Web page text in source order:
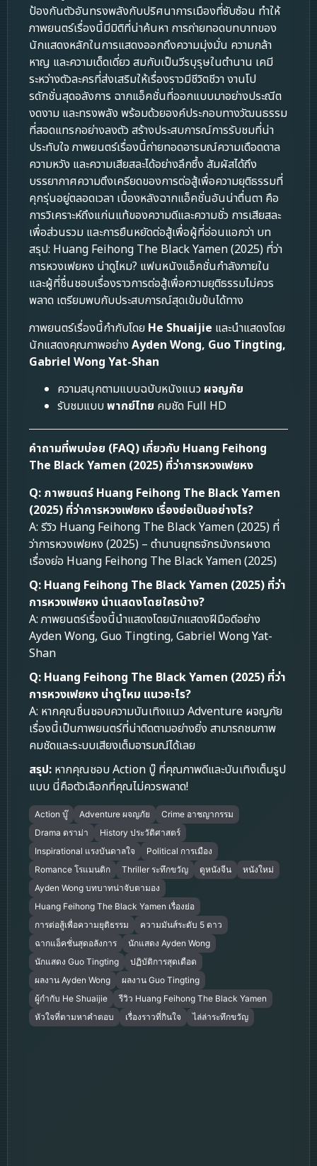
ป้องกันตัวอันทรงพลังกับปริศนาการเมืองที่ซับซ้อน ทำให้
ภาพยนตร์เรื่องนี้มีมิติที่น่าค้นหา การถ่ายทอดบทบาทของ
นักแสดงหลักในการแสดงออกถึงความมุ่งมั่น ความกล้า
หาญ และความเด็ดเดี่ยว สมกับเป็นวีรบุรุษในตำนาน เคมี
ระหว่างตัวละครที่ส่งเสริมให้เรื่องราวมีชีวิตชีวา งานโป
รดักชั่นสุดอลังการ ฉากแอ็คชั่นที่ออกแบบมาอย่างประณีต
งดงาม และทรงพลัง พร้อมด้วยองค์ประกอบทางวัฒนธรรม
ที่สอดแทรกอย่างลงตัว สร้างประสบการณ์การรับชมที่น่า
ประทับใจ ภาพยนตร์เรื่องนี้ถ่ายทอดอารมณ์ความเดือดดาล
ความหวัง และความเสียสละได้อย่างลึกซึ้ง สัมผัสได้ถึง
บรรยากาศความตึงเครียดของการต่อสู้เพื่อความยุติธรรมที่
คุกรุ่นอยู่ตลอดเวลา เบื้องหลังฉากแอ็คชั่นอันน่าตื่นตา คือ
การวิเคราะห์ถึงแก่นแท้ของความดีและความชั่ว การเสียสละ
เพื่อส่วนรวม และการยืนหยัดต่อสู้เพื่อผู้ที่อ่อนแอกว่า บท
สรุป: Huang Feihong The Black Yamen (2025) ที่ว่า
การหวงเฟยหง น่าดูไหม? แฟนหนังแอ็คชั่นกำลังภายใน
และผู้ที่ชื่นชอบเรื่องราวการต่อสู้เพื่อความยุติธรรมไม่ควร
พลาด เตรียมพบกับประสบการณ์สุดเข้มข้นได้ทาง
ภาพยนตร์เรื่องนี้กำกับโดย He Shuaijie และนำแสดงโดย
นักแสดงคุณภาพอย่าง Ayden Wong, Guo Tingting,
Gabriel Wong Yat-Shan
ความสนุกตามแบบฉบับหนังแนว ผจญภัย
รับชมแบบพากย์ไทย คมชัด Full HD
คำถามที่พบบ่อย (FAQ) เกี่ยวกับ Huang Feihong
The Black Yamen (2025) ที่ว่าการหวงเฟยหง
Q: ภาพยนตร์ Huang Feihong The Black Yamen
(2025) ที่ว่าการหวงเฟยหง เรื่องย่อเป็นอย่างไร?
A: รีวิว Huang Feihong The Black Yamen (2025) ที่
ว่าการหวงเฟยหง (2025) – ตำนานยุทธจักรมังกรผงาด
เรื่องย่อ Huang Feihong The Black Yamen (2025)
Q: Huang Feihong The Black Yamen (2025) ที่ว่า
การหวงเฟยหง นำแสดงโดยใครบ้าง?
A: ภาพยนตร์เรื่องนี้นำแสดงโดยนักแสดงฝีมือดีอย่าง
Ayden Wong, Guo Tingting, Gabriel Wong Yat-
Shan
Q: Huang Feihong The Black Yamen (2025) ที่ว่า
การหวงเฟยหง น่าดูไหม แนวอะไร?
A: หากคุณชื่นชอบความบันเทิงแนว Adventure ผจญภัย
เรื่องนี้เป็นภาพยนตร์ที่น่าติดตามอย่างยิ่ง สามารถชมภาพ
คมชัดและระบบเสียงเต็มอารมณ์ได้เลย
สรุป: หากคุณชอบ Action บู๊ ที่คุณภาพดีและบันเทิงเต็มรูป
แบบ นี่คือตัวเลือกที่คุณไม่ควรพลาด!
Action บู๊ Adventure ผจญภัย
Crime อาชญากรรม
Drama ดราม่า
History ประวัติศาสตร์
Inspirational แรงบันดาลใจ
Political การเมือง
Romance โรแมนติก
Thriller ระทึกขวัญ ดูหนังจีน
หนังใหม่
Ayden Wong บทบาทน่าจับตามอง
Huang Feihong The Black Yamen เรื่องย่อ
การต่อสู้เพื่อความยุติธรรม
ความมันส์ระดับ 5 ดาว
ฉากแอ็คชั่นสุดอลังการ
นักแสดง Ayden Wong
นักแสดง Guo Tingting
ปฏิบัติการสุดเดือด
ผลงาน Ayden Wong
ผลงาน Guo Tingting
ผู้กำกับ He Shuaijie
รีวิว Huang Feihong The Black Yamen
หัวใจที่ตามหาคำตอบ
เรื่องราวที่กินใจ ไล่ล่าระทึกขวัญ